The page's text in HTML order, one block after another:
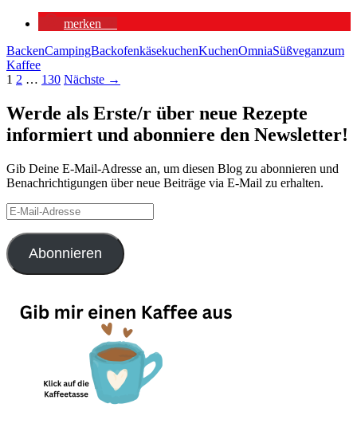
RoadBaker
CampingBackofen
merken
BackenCampingBackofenkäsekuchenKuchenOmniaSüßveganzum
Kaffee
Beitragsnavigation
1 2 … 130 Nächste →
Werde als Erste/r über neue Rezepte
informiert und abonniere den Newsletter!
Gib Deine E-Mail-Adresse an, um diesen Blog zu abonnieren und
Benachrichtigungen über neue Beiträge via E-Mail zu erhalten.
E-
Mail-
Adresse
Abonnieren